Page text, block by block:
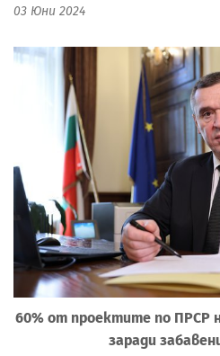
03 Юни 2024
60% от проектите по ПРСР
заради